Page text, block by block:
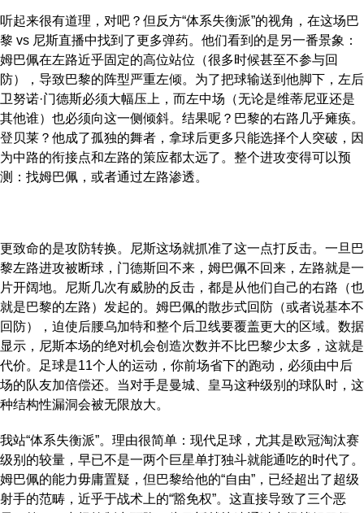
听起来很有道理，对吧？但反方“体系失衡派”的视角，在这场巴
黎 vs 尼斯直播中找到了更多弹药。他们看到的是另一番景象：
姆巴佩在左路近乎固定的高位站位（很多时候甚至不参与回
防），导致巴黎的阵型严重左倾。为了把球输送到他脚下，左后
卫努诺·门德斯必须大幅压上，而左中场（无论是维蒂尼亚还是
其他谁）也必须向这一侧倾斜。结果呢？巴黎的右路几乎瘫痪。
登贝莱？他成了孤独的舞者，拿球后更多只能选择个人突破，因
为中路的衔接点和左路的策应都太远了。整个进攻变得可以预
测：找姆巴佩，或者通过左路渗透。
更致命的是攻防转换。尼斯这场就抓准了这一点打反击。一旦巴
黎左路进攻被断球，门德斯回不来，姆巴佩不回来，左路就是一
片开阔地。尼斯几次有威胁的反击，都是从他们自己的右路（也
就是巴黎的左路）发起的。姆巴佩的散步式回防（或者说基本不
回防），迫使后腰乌加特和整个后卫线要覆盖更大的区域。数据
显示，尼斯本场的绝对机会创造次数并不比巴黎少太多，这就是
代价。足球是11个人的运动，你前场省下的跑动，必须由中后
场的队友加倍偿还。当对手是曼城、皇马这种级别的球队时，这
种结构性漏洞会被无限放大。
我站“体系失衡派”。理由很简单：现代足球，尤其是欧冠淘汰赛
级别的较量，早已不是一两个巨星单打独斗就能通吃的时代了。
姆巴佩的能力毋庸置疑，但巴黎给他的“自由”，已经超出了超级
射手的范畴，近乎于战术上的“豁免权”。这直接导致了三个恶